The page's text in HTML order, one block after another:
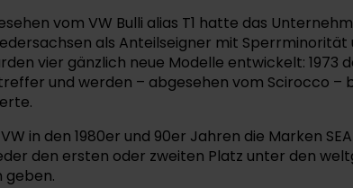
vom VW Bulli alias T1 hatte das
als Anteilseigner mit
vier gänzlich neue Modelle entwickelt: 1973
und werden – abgesehen vom Scirocco
in den 1980er und 90er Jahren die Marken
den ersten oder zweiten Platz unter den
geben.